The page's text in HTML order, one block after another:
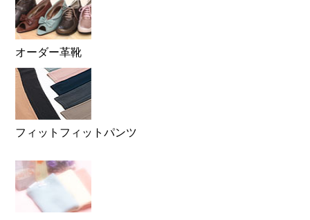
オーダー革靴
フィットフィットパンツ